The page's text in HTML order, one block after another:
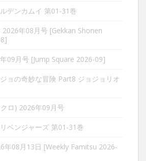
デンカムイ 第01-31巻
2026年08月号 [Gekkan Shonen
09月号 [Jump Square 2026-09]
ョの奇妙な冒険 Part8 ジョジョリオ
ロ) 2026年09月号
ベンジャーズ 第01-31巻
年08月13日 [Weekly Famitsu 2026-